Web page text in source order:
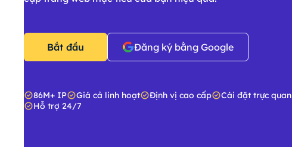
Bắt đầu Đăng ký bằng Google
86M+ IP Giá cả linh hoạt Định vị cao cấp
Cài đặt trực quan
Hỗ trợ 24/7